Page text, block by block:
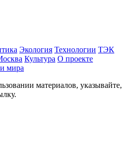
Экология Технологии ТЭК
Культура О проекте
мира
материалов, указывайте,